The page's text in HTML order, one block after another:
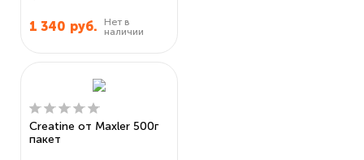
1 340 руб.
Нет в
наличии
Creatine от Maxler 500г
пакет